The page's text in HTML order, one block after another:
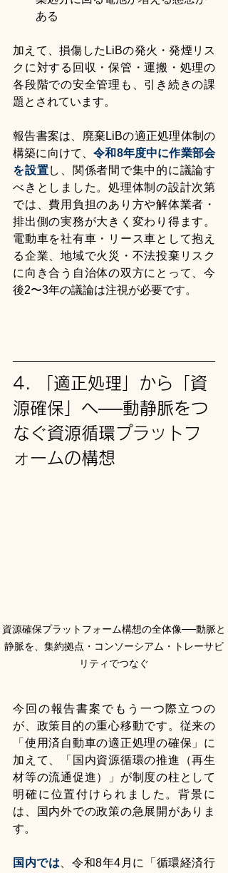
ある
加えて、損傷したLiBの発火・発煙リス
クに対する回収・保管・運搬・処理の
各段階での安全管理も、引き続きの課
題とされています。
報告書案は、廃棄LiBの適正処理体制の
構築に向けて、令和8年度中に作業部会
を設置し、関係者間で集中的に議論す
べきとしました。処理体制の設計次第
では、費用負担のあり方や解体業者・
排出側の実務が大きく変わり得ます。
電動車を社有車・リース車として抱え
る企業、地域で火災・不法投棄リスク
に向き合う自治体の双方にとって、今
後2〜3年の議論は注視が必要です。
4. 「適正処理」から「資
源確保」へ──動静脈をつ
なぐ資源循環プラットフ
ォームの構想
資源確保プラットフォーム構想の全体像──動脈と
静脈を、集約拠点・コンソーシアム・トレーサビ
リティでつなぐ
今回の報告書案でもう一つ際立つの
が、政策目的の重心移動です。従来の
「使用済自動車の適正処理の確保」に
加えて、「国内資源循環の推進（再生
材等の流通促進）」が制度の柱として
明確に位置付けられました。背景に
は、国内外での政策の急展開がありま
す。
国内では 、令和8年4月に「循環経済行